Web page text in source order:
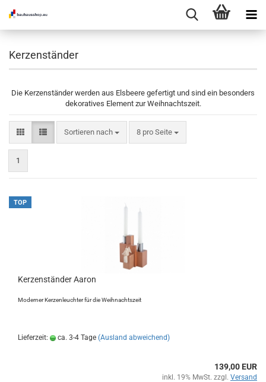
Kerzenständer
Die Kerzenständer werden aus Elsbeere gefertigt und sind ein besonders
dekoratives Element zur Weihnachtszeit.
Sortieren nach
Sortieren nach 8 pro Seite
pro Seite
1
TOP
Kerzenständer Aaron
Moderner Kerzenleuchter für die Weihnachtszeit
Lieferzeit: ca. 3-4 Tage (Ausland abweichend)
139,00 EUR
inkl. 19% MwSt. zzgl. Versand